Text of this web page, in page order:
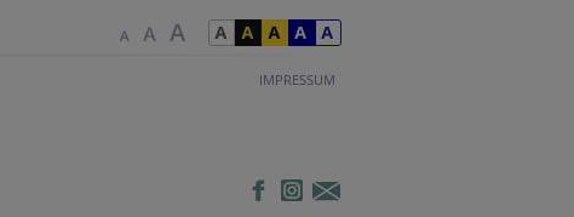
IMPRESSUM